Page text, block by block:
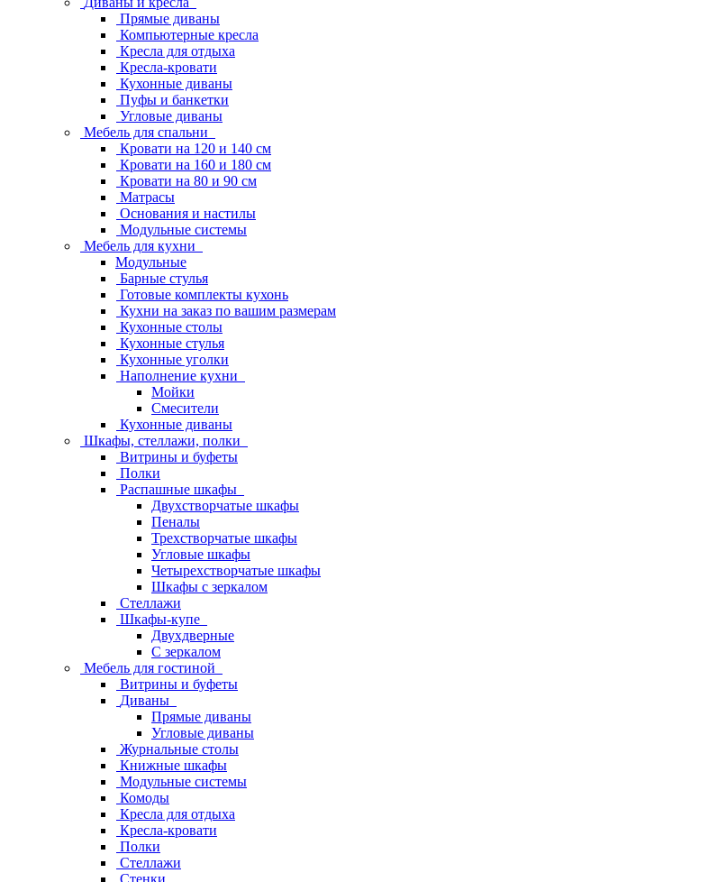
Прямые диваны
Компьютерные кресла
Кресла для отдыха
Кресла-кровати
Кухонные диваны
Пуфы и банкетки
Угловые диваны
Мебель для спальни
Кровати на 120 и 140 см
Кровати на 160 и 180 см
Кровати на 80 и 90 см
Матрасы
Основания и настилы
Модульные системы
Мебель для кухни
Модульные
Барные стулья
Готовые комплекты кухонь
Кухни на заказ по вашим размерам
Кухонные столы
Кухонные стулья
Кухонные уголки
Наполнение кухни
Мойки
Смесители
Кухонные диваны
Шкафы, стеллажи, полки
Витрины и буфеты
Полки
Распашные шкафы
Двухстворчатые шкафы
Пеналы
Трехстворчатые шкафы
Угловые шкафы
Четырехстворчатые шкафы
Шкафы с зеркалом
Стеллажи
Шкафы-купе
Двухдверные
С зеркалом
Мебель для гостиной
Витрины и буфеты
Диваны
Прямые диваны
Угловые диваны
Журнальные столы
Книжные шкафы
Модульные системы
Комоды
Кресла для отдыха
Кресла-кровати
Полки
Стеллажи
Стенки